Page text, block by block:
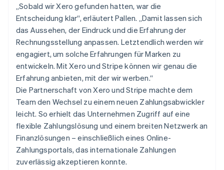
„Sobald wir Xero gefunden hatten, war die
Entscheidung klar“, erläutert Pallen. „Damit lassen sich
das Aussehen, der Eindruck und die Erfahrung der
Rechnungsstellung anpassen. Letztendlich werden wir
engagiert, um solche Erfahrungen für Marken zu
entwickeln. Mit Xero und Stripe können wir genau die
Erfahrung anbieten, mit der wir werben.“
Die Partnerschaft von Xero und Stripe machte dem
Team den Wechsel zu einem neuen Zahlungsabwickler
leicht. So erhielt das Unternehmen Zugriff auf eine
flexible Zahlungslösung und einem breiten Netzwerk an
Finanzlösungen – einschließlich eines Online-
Zahlungsportals, das internationale Zahlungen
zuverlässig akzeptieren konnte.